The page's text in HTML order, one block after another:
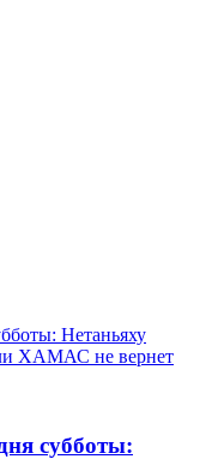
субботы: